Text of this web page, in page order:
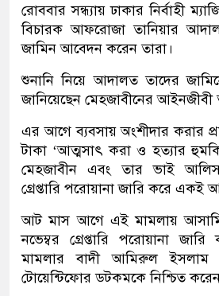
রোববার সন্ধ্যায় ঢাকার নির্বাহী
বিচারক আফরোজা তানিয়ার
জামিন আবেদন করেন তারা।
শুনানি নিয়ে আদালত তাদের
জানিয়েছেন মেহজাবীনের আইনজীবী
এর আগে ব্যবসায় অংশীদার করার
টাকা ‘আত্মসাৎ করা ও হত্যার
মেহজাবীন এবং তার ভাই
গ্রেপ্তারি পরোয়ানা জারি করে একই
আট মাস আগে এই মামলায়
নভেম্বর গ্রেপ্তারি পরোয়ানা
মামলার বাদী আমিরুল
টোয়েন্টিফোর ডটকমকে নিশ্চিত